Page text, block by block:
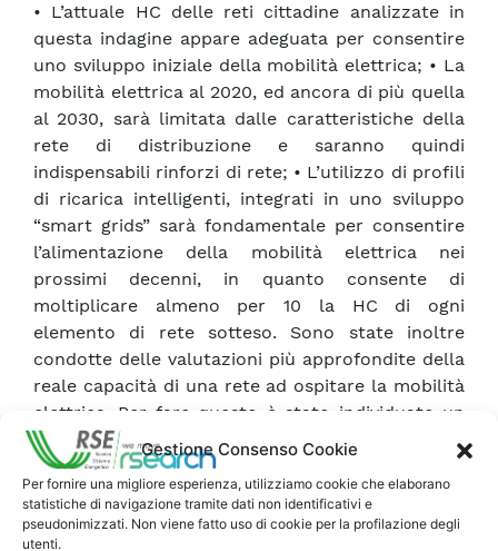
Gestione Consenso Cookie
Per fornire una migliore esperienza, utilizziamo cookie che elaborano
statistiche di navigazione tramite dati non identificativi e
pseudonimizzati. Non viene fatto uso di cookie per la profilazione degli
utenti.
• L’attuale HC delle reti cittadine analizzate in
questa indagine appare adeguata per consentire
uno sviluppo iniziale della mobilità elettrica; • La
mobilità elettrica al 2020, ed ancora di più quella
al 2030, sarà limitata dalle caratteristiche della
rete di distribuzione e saranno quindi
indispensabili rinforzi di rete; • L’utilizzo di profili
di ricarica intelligenti, integrati in uno sviluppo
“smart grids” sarà fondamentale per consentire
l’alimentazione della mobilità elettrica nei
prossimi decenni, in quanto consente di
moltiplicare almeno per 10 la HC di ogni
elemento di rete sotteso. Sono state inoltre
condotte delle valutazioni più approfondite della
reale capacità di una rete ad ospitare la mobilità
elettrica. Per fare questo è stato individuato un
nuovo indicatore definito “Time-Dependent
Hosting Capacity (tdHC)”, che, meglio della HC,
permette di tenere conto della durata della
ricarica in modo da identificare gli eventuali
vincoli di rete. Il parametro tdHC, tenendo conto